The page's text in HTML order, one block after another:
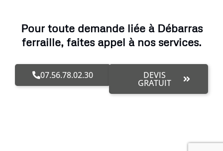
Pour toute demande liée à Débarras
ferraille, faites appel à nos services.
07.56.78.02.30 DEVIS
GRATUIT